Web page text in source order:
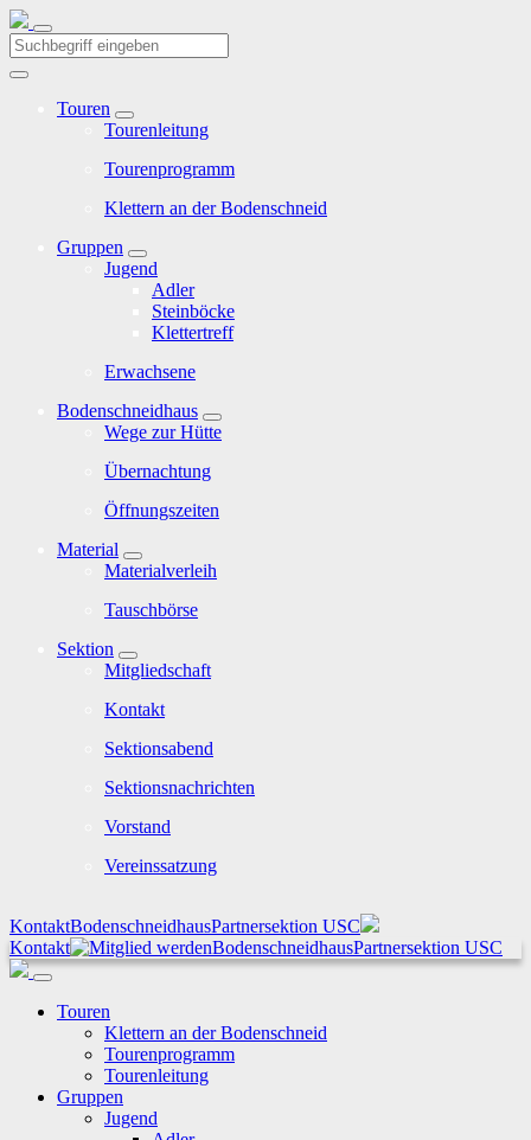
Touren
Tourenleitung
Tourenprogramm
Klettern an der Bodenschneid
Gruppen
Jugend
Adler
Steinböcke
Klettertreff
Erwachsene
Bodenschneidhaus
Wege zur Hütte
Übernachtung
Öffnungszeiten
Material
Materialverleih
Tauschbörse
Sektion
Mitgliedschaft
Kontakt
Sektionsabend
Sektionsnachrichten
Vorstand
Vereinssatzung
KontaktBodenschneidhausPartnersektion USC
Kontakt
BodenschneidhausPartnersektion USC
Touren
Klettern an der Bodenschneid
Tourenprogramm
Tourenleitung
Gruppen
Jugend